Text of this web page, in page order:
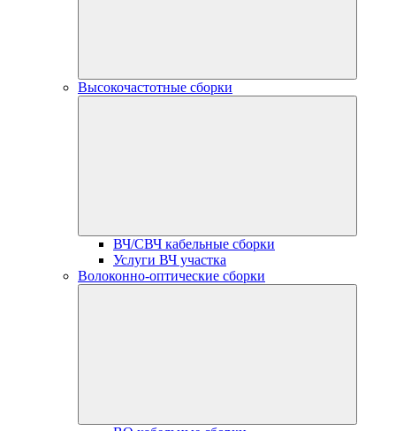
Высокочастотные сборки
ВЧ/СВЧ кабельные сборки
Услуги ВЧ участка
Волоконно-оптические сборки